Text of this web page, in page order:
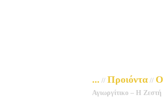
... // Προιόντα //
Αγιωργίτικο – Η